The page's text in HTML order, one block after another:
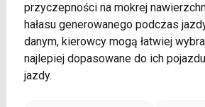
przyczepności na mokrej
hałasu generowanego podczas
danym, kierowcy mogą łatwiej
najlepiej dopasowane do ich
jazdy.